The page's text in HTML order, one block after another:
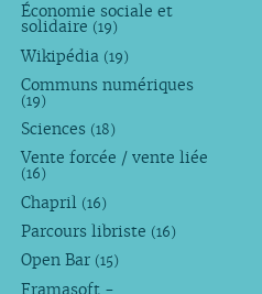
Économie sociale et
solidaire (19)
Wikipédia (19)
Communs numériques
(19)
Sciences (18)
Vente forcée / vente liée
(16)
Chapril (16)
Parcours libriste (16)
Open Bar (15)
Framasoft -